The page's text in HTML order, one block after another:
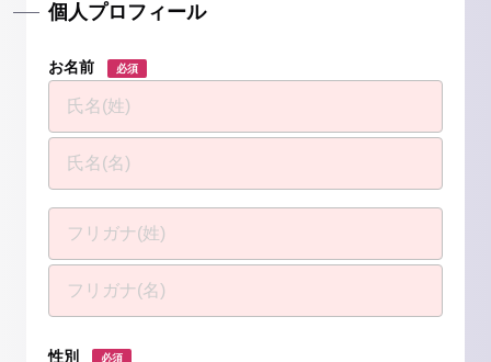
個人プロフィール
お名前 必須
性別 必須